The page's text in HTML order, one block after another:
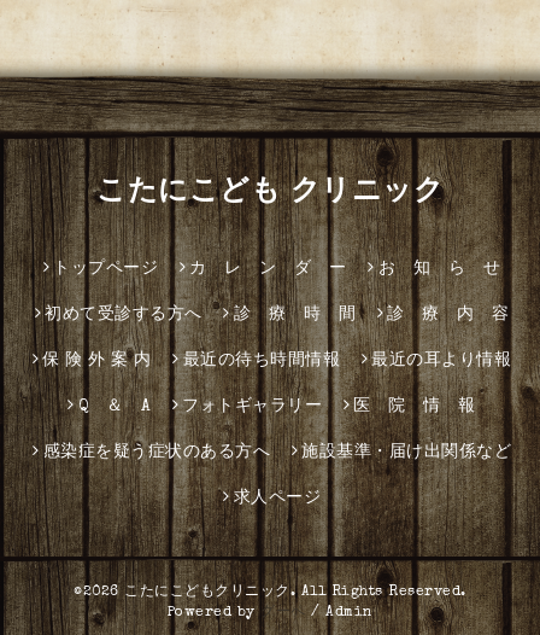
こたにこども クリニック
トップページ カ レ ン ダ ー お 知 ら せ
初めて受診する方へ 診 療 時 間 診 療 内 容
保 険 外 案 内 最近の待ち時間情報 最近の耳より情報
Q ＆ A フォトギャラリー 医 院 情 報
感染症を疑う症状のある方へ 施設基準・届け出関係など
求人ページ
©2026こたにこどもクリニック . All Rights Reserved.
Powered by グーペ /Admin